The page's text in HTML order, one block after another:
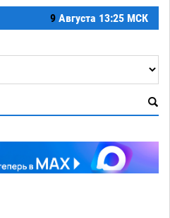
9 Августа 13:25 МСК